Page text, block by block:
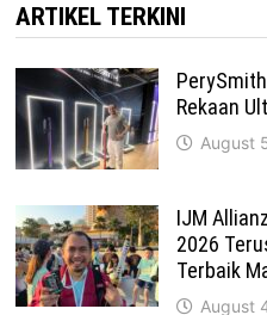
ARTIKEL TERKINI
Rekaan
August
IJM
2026
Terbaik
August